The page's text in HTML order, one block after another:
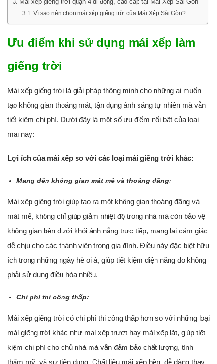
Mái xếp giếng trời quận 4 di động, cao cấp tại Mái Xếp Sài Gòn
Vì sao nên chọn mái xếp giếng trời của Mái Xếp Sài Gòn?
Ưu điểm khi sử dụng mái xếp làm
giếng trời
Mái xếp giếng trời là giải pháp thông minh cho những ai muốn
tạo không gian thoáng mát, tận dụng ánh sáng tự nhiên mà vẫn
tiết kiệm chi phí. Dưới đây là một số ưu điểm nổi bật của loại
mái này:
Lợi ích của mái xếp so với các loại mái giếng trời khác:
Mang đến không gian mát mẻ và thoáng đãng:
Mái xếp giếng trời giúp tạo ra một không gian thoáng đãng và
mát mẻ, không chỉ giúp giảm nhiệt độ trong nhà mà còn bảo vệ
không gian bên dưới khỏi ánh nắng trực tiếp, mang lại cảm giác
dễ chịu cho các thành viên trong gia đình. Điều này đặc biệt hữu
ích trong những ngày hè oi ả, giúp tiết kiệm điện năng do không
phải sử dụng điều hòa nhiều.
Chi phí thi công thấp:
Mái xếp giếng trời có chi phí thi công thấp hơn so với những loại
mái giếng trời khác như mái xếp trượt hay mái xếp lật, giúp tiết
kiệm chi phí cho chủ nhà mà vẫn đảm bảo chất lượng, tính
thẩm mỹ, và sự tiện dụng. Chất liệu mái xếp bền, dễ dàng thay